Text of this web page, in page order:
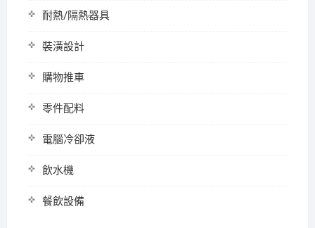
耐熱/隔熱器具
裝潢設計
購物推車
零件配料
電腦冷卻液
飲水機
餐飲設備